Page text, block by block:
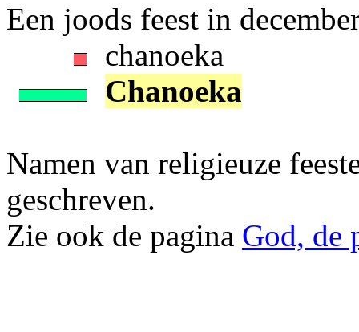
Een joods feest in
chanoeka
Chanoeka
Namen van religieuze
geschreven.
Zie ook de pagina God, de